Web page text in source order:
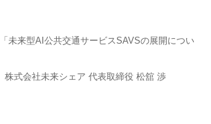
未来型AI公共交通サービスSAVSの展開につい
株式会社未来シェア 代表取締役 松舘 渉